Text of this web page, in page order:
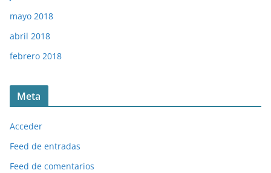
mayo 2018
abril 2018
febrero 2018
Meta
Acceder
Feed de entradas
Feed de comentarios